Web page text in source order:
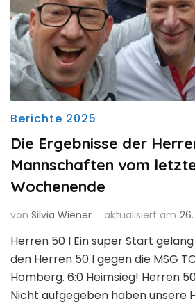
Berichte 2025
Die Ergebnisse der
Mannschaften vom
Wochenende
von Silvia Wiener aktualisiert am
Herren 50 I Ein super Start
den Herren 50 I gegen die MSG
Homberg. 6:0 Heimsieg! Herren
Nicht aufgegeben haben unsere